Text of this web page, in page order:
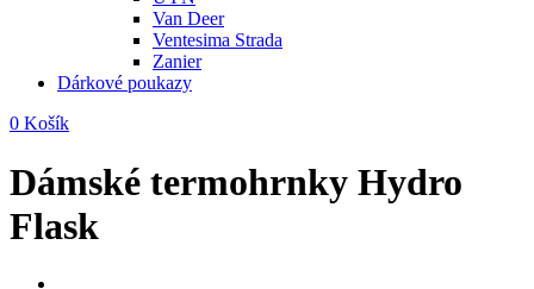
Van Deer
Ventesima Strada
Zanier
Dárkové poukazy
0 Košík
Dámské termohrnky Hydro
Flask